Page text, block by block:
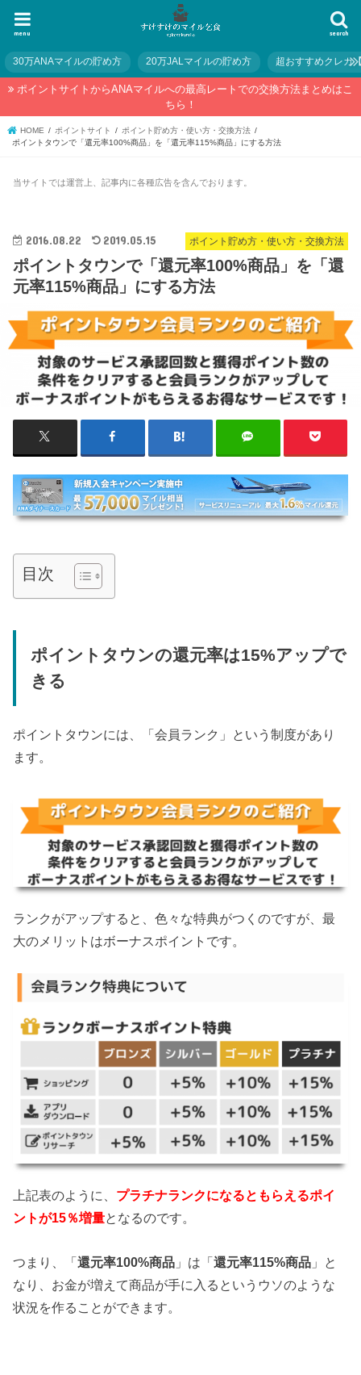
search
menu
30万ANAマイルの貯め方 20万JALマイルの貯め方 超おすすめクレカ
ポイントサイトからANAマイルへの最高レートでの交換方法まとめはこ
ちら！
HOME ポイントサイト
ポイント貯め方・使い方・交換方法
ポイントタウンで「還元率100%商品」を「還元率115%商品」にする方法
当サイトでは運営上、記事内に各種広告を含んでおります。
ポイント貯め方・使い方・交換方法
2016.08.22 2019.05.15
ポイントタウンで「還元率100%商品」を「還
元率115%商品」にする方法
目次
ポイントタウンの還元率は15%アップで
きる
ポイントタウンには、「会員ランク」という制度があり
ます。
ランクがアップすると、色々な特典がつくのですが、最
大のメリットはボーナスポイントです。
上記表のように、 プラチナランクになるともらえるポイ
ントが15％増量となるのです。
つまり、「還元率100%商品 」は「還元率115%商品 」と
なり、お金が増えて商品が手に入るというウソのような
状況を作ることができます。